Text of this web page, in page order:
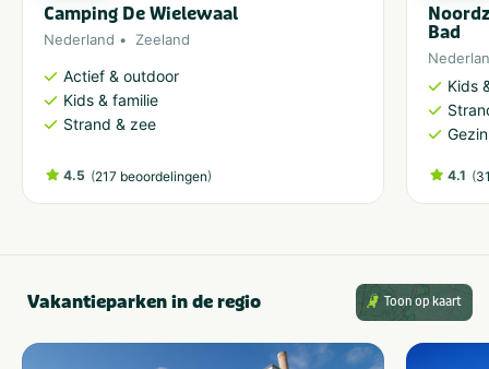
Camping De Wielewaal
Nederland Zeeland
Actief & outdoor
Kids & familie
Strand & zee
4.5 (217 beoordelingen)
Bad
Kids
4.1 (
Vakantieparken in de regio Toon op kaart